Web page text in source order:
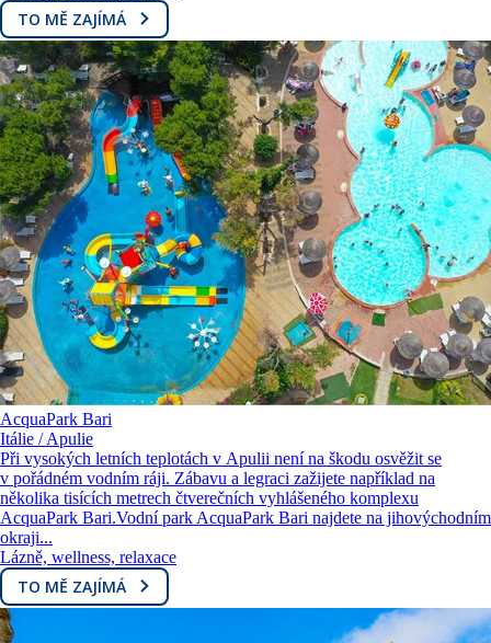
TO MĚ ZAJÍMÁ
AcquaPark Bari
Itálie / Apulie
Při vysokých letních teplotách v Apulii není na škodu osvěžit se
v pořádném vodním ráji. Zábavu a legraci zažijete například na
několika tisících metrech čtverečních vyhlášeného komplexu
AcquaPark Bari.Vodní park AcquaPark Bari najdete na jihovýchodním
okraji...
Lázně, wellness, relaxace
TO MĚ ZAJÍMÁ